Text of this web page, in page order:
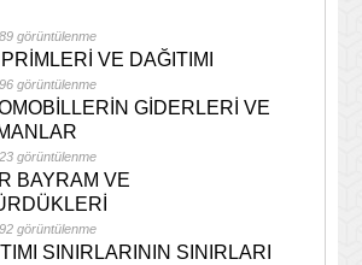
görüntülenme
VE DAĞITIMI
görüntülenme
GİDERLERİ VE
görüntülenme
BAYRAM VE
görüntülenme
SINIRLARININ SINIRLARI